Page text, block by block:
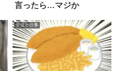
言ったら…マジか
生活と仕事